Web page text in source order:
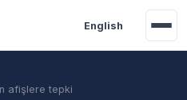
English
afişlere tepki